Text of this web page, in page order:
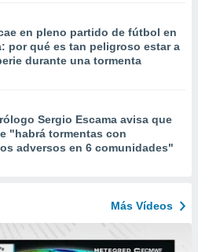
en pleno partido de fútbol en
por qué es tan peligroso estar a
durante una tormenta
Sergio Escama avisa que
"habrá tormentas con
adversos en 6 comunidades"
Más Vídeos